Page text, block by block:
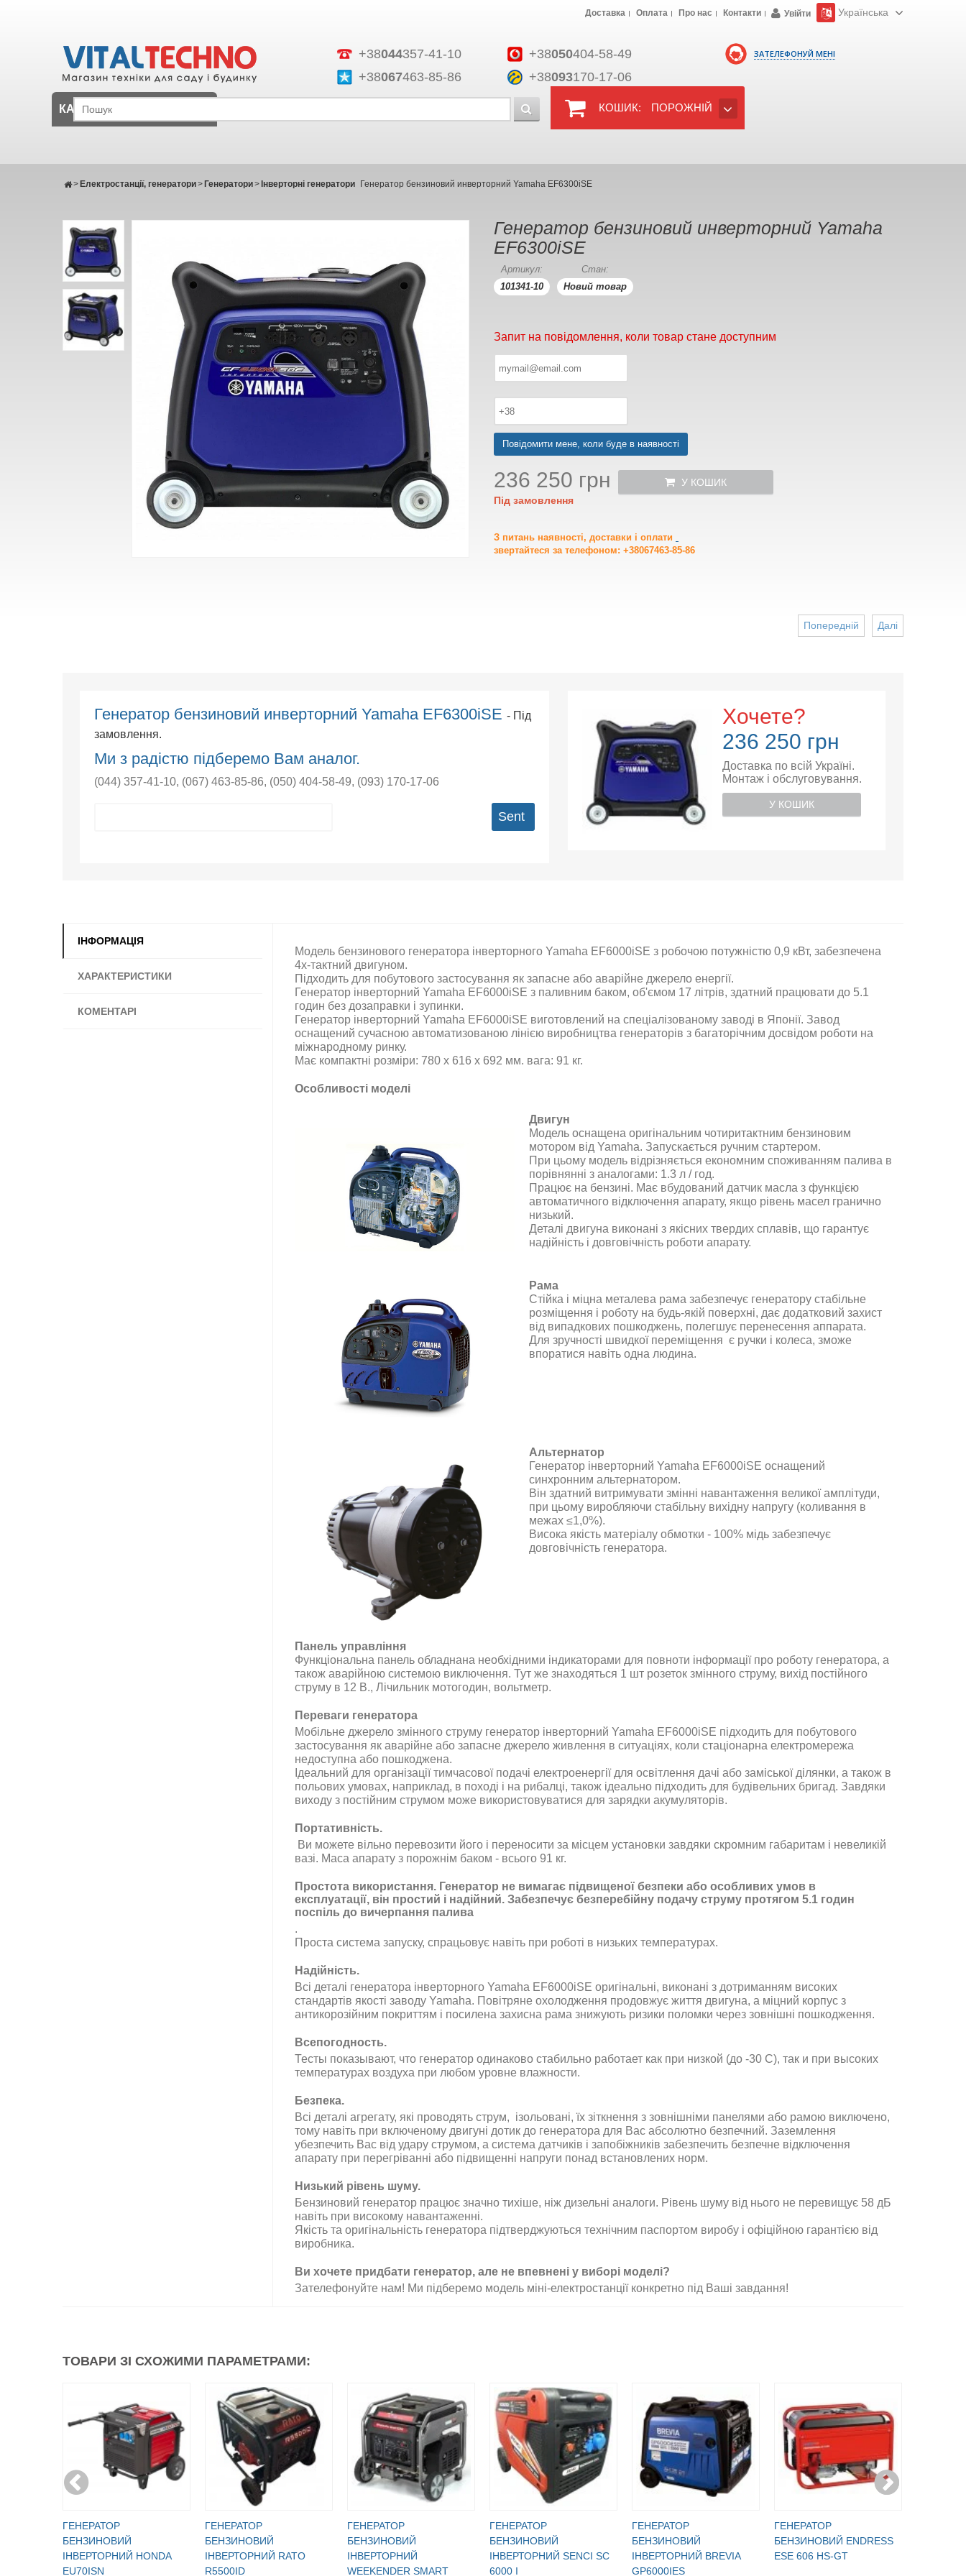
ЗАТЕЛЕФОНУЙ МЕНІ
+38044357-41-10 +38050404-58-49
+38067463-85-86 +38093170-17-06
Доставка Оплата Про нас Контакти Увійти Українська
КОШИК: ПОРОЖНІЙ
КАТАЛОГ
Електростанції, генератори
> Генератори
> Інверторні генератори
> Генератор бензиновий инверторний Yamaha EF6300iSE
Генератор бензиновий инверторний Yamaha
EF6300iSE
Артикул:
101341-10
Стан:
Новий товар
Запит на повідомлення, коли товар стане доступним
Повідомити мене, коли буде в наявності
236 250 грн
Під замовлення
У КОШИК
З питань наявності, доставки і оплати
звертайтеся за телефоном: +38067463-85-86
Далі
Попередній
Генератор бензиновий инверторний Yamaha EF6300iSE- Під
замовлення.
Ми з радістю підберемо Вам аналог.
(044) 357-41-10, (067) 463-85-86, (050) 404-58-49, (093) 170-17-06
Sent
Хочете?
236 250 грн
Доставка по всій Україні.
Монтаж і обслуговування.
У КОШИК
ІНФОРМАЦІЯ
ХАРАКТЕРИСТИКИ
КОМЕНТАРІ
Модель бензинового генератора інверторного Yamaha EF6000iSE з робочою потужністю 0,9 кВт, забезпечена
4х-тактний двигуном.
Підходить для побутового застосування як запасне або аварійне джерело енергії.
Генератор інверторний Yamaha EF6000iSE з паливним баком, об'ємом 17 літрів, здатний працювати до 5.1
годин без дозаправки і зупинки.
Генератор інверторний Yamaha EF6000iSE виготовлений на спеціалізованому заводі в Японії. Завод
оснащений сучасною автоматизованою лінією виробництва генераторів з багаторічним досвідом роботи на
міжнародному ринку.
Має компактні розміри: 780 х 616 х 692 мм. вага: 91 кг.
Особливості моделі
Двигун
Модель оснащена оригінальним чотиритактним бензиновим
мотором від Yamaha. Запускається ручним стартером.
При цьому модель відрізняється економним споживанням палива в
порівнянні з аналогами: 1.3 л / год.
Працює на бензині. Має вбудований датчик масла з функцією
автоматичного відключення апарату, якщо рівень масел гранично
низький.
Деталі двигуна виконані з якісних твердих сплавів, що гарантує
надійність і довговічність роботи апарату.
Рама
Стійка і міцна металева рама забезпечує генератору стабільне
розміщення і роботу на будь-якій поверхні, дає додатковий захист
від випадкових пошкоджень, полегшує перенесення аппарата.
Для зручності швидкої переміщення є ручки і колеса, зможе
впоратися навіть одна людина.
Альтернатор
Генератор інверторний Yamaha EF6000iSE оснащений
синхронним альтернатором.
Він здатний витримувати змінні навантаження великої амплітуди,
при цьому виробляючи стабільну вихідну напругу (коливання в
межах ≤1,0%).
Висока якість матеріалу обмотки - 100% мідь забезпечує
довговічність генератора.
Панель управління
Функціональна панель обладнана необхідними індикаторами для повноти інформації про роботу генератора, а
також аварійною системою виключення. Тут же знаходяться 1 шт розеток змінного струму, вихід постійного
струму в 12 В., Лічильник мотогодин, вольтметр.
Переваги генератора
Мобільне джерело змінного струму генератор інверторний Yamaha EF6000iSE підходить для побутового
застосування як аварійне або запасне джерело живлення в ситуаціях, коли стаціонарна електромережа
недоступна або пошкоджена.
Ідеальний для організації тимчасової подачі електроенергії для освітлення дачі або заміської ділянки, а також в
польових умовах, наприклад, в поході і на рибалці, також ідеально підходить для будівельних бригад. Завдяки
виходу з постійним струмом може використовуватися для зарядки акумуляторів.
Портативність.
Ви можете вільно перевозити його і переносити за місцем установки завдяки скромним габаритам і невеликій
вазі. Маса апарату з порожнім баком - всього 91 кг.
Простота використання. Генератор не вимагає підвищеної безпеки або особливих умов в
експлуатації, він простий і надійний. Забезпечує безперебійну подачу струму протягом 5.1 годин
поспіль до вичерпання палива
.
Проста система запуску, спрацьовує навіть при роботі в низьких температурах.
Надійність.
Всі деталі генератора інверторного Yamaha EF6000iSE оригінальні, виконані з дотриманням високих
стандартів якості заводу Yamaha. Повітряне охолодження продовжує життя двигуна, а міцний корпус з
антикорозійним покриттям і посилена захисна рама знижують ризики поломки через зовнішні пошкодження.
Всепогодность.
Тесты показывают, что генератор одинаково стабильно работает как при низкой (до -30 С), так и при высоких
температурах воздуха при любом уровне влажности.
Безпека.
Всі деталі агрегату, які проводять струм, ізольовані, їх зіткнення з зовнішніми панелями або рамою виключено,
тому навіть при включеному двигуні дотик до генератора для Вас абсолютно безпечний. Заземлення
убезпечить Вас від удару струмом, а система датчиків і запобіжників забезпечить безпечне відключення
апарату при перегріванні або підвищенні напруги понад встановлених норм.
Низький рівень шуму.
Бензиновий генератор працює значно тихіше, ніж дизельні аналоги. Рівень шуму від нього не перевищує 58 дБ
навіть при високому навантаженні.
Якість та оригінальність генератора підтверджуються технічним паспортом виробу і офіційною гарантією від
виробника.
Ви хочете придбати генератор, але не впевнені у виборі моделі?
Зателефонуйте нам! Ми підберемо модель міні-електростанції конкретно під Ваші завдання!
ТОВАРИ ЗІ СХОЖИМИ ПАРАМЕТРАМИ:
ГЕНЕРАТОР
БЕНЗИНОВИЙ
ІНВЕРТОРНИЙ HONDA
EU70ISN
ГЕНЕРАТОР
БЕНЗИНОВИЙ
ІНВЕРТОРНИЙ RATO
R5500ID
ГЕНЕРАТОР
БЕНЗИНОВИЙ
ІНВЕРТОРНИЙ
WEEKENDER SMART
ГЕНЕРАТОР
БЕНЗИНОВИЙ
IНВЕРТОРНИЙ SENCI SC
6000 I
ГЕНЕРАТОР
БЕНЗИНОВИЙ
IНВЕРТОРНИЙ BREVIA
GP6000IES
ГЕНЕРАТОР
БЕНЗИНОВИЙ ENDRESS
ESE 606 HS-GT